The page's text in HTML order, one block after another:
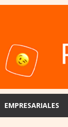
EMPRESARIALES